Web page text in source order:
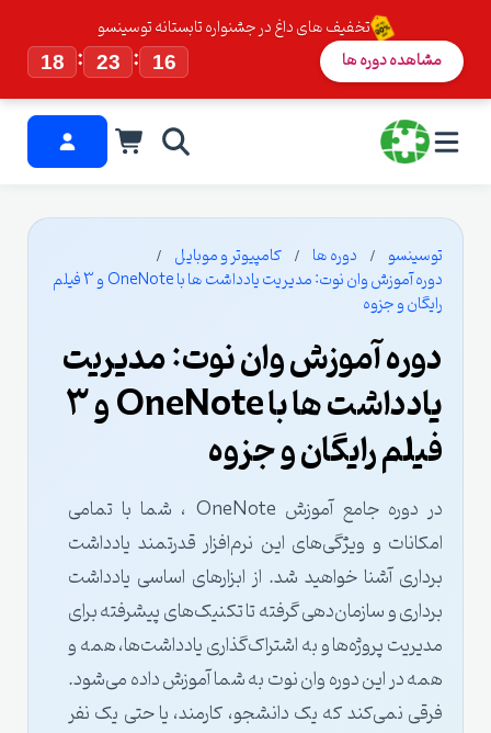
تخفیف های داغ در جشنواره تابستانه توسینسو
18
: 23 : 15 مشاهده دوره ها
توسینسو دوره ها
کامپیوتر و موبایل
دوره آموزش وان نوت: مدیریت یادداشت ها با OneNote و 3 فیلم
رایگان و جزوه
دوره آموزش وان نوت: مدیریت
یادداشت ها با OneNote و 3
فیلم رایگان و جزوه
در دوره جامع آموزش OneNote ، شما با تمامی
امکانات و ویژگی‌های این نرم‌افزار قدرتمند یادداشت‌
برداری آشنا خواهید شد. از ابزارهای اساسی یادداشت‌
برداری و سازمان‌دهی گرفته تا تکنیک‌های پیشرفته برای
مدیریت پروژه‌ها و به اشتراک‌گذاری یادداشت‌ها، همه و
همه در این دوره وان نوت به شما آموزش داده می‌شود.
فرقی نمی‌کند که یک دانشجو، کارمند، یا حتی یک نفر